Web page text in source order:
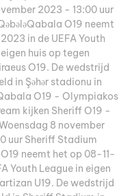
2023 - 13:00 uur
O19 neemt
in de UEFA Youth
huis op tegen
O19. De wedstrijd
in Şəhər stadionu in
O19 - Olympiakos
kijken Sheriff O19 -
8 november
uur Sheriff Stadium
neemt het op 08-11-
Youth League in eigen
U19. De wedstrijd